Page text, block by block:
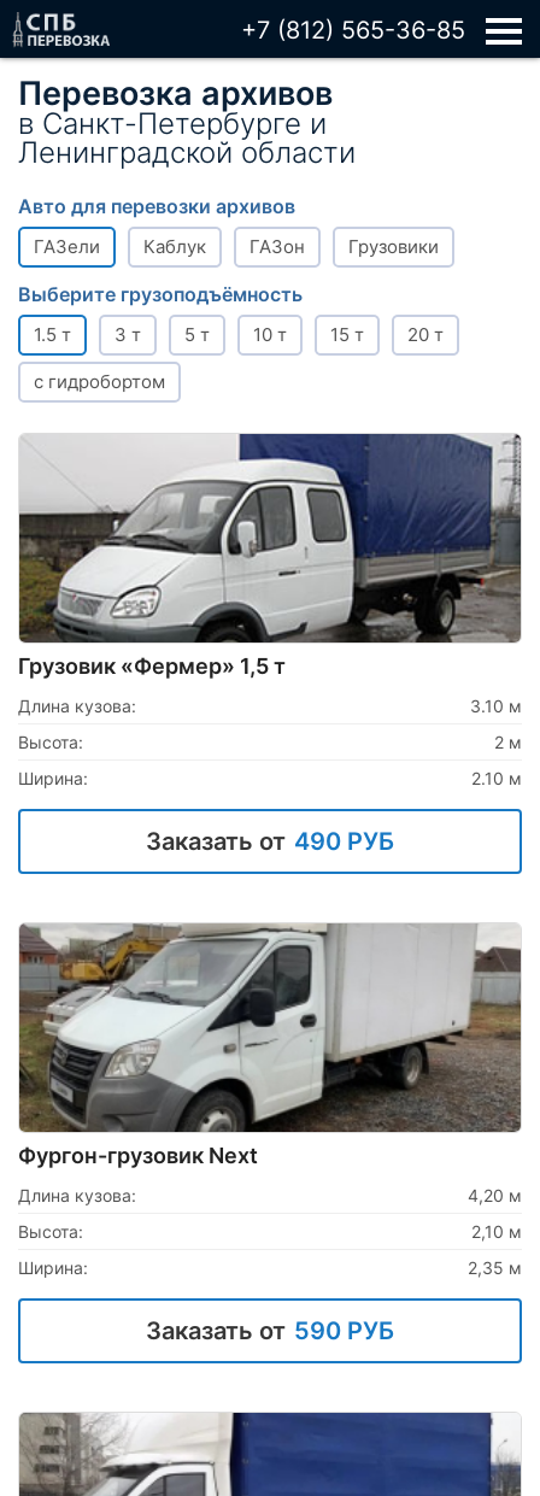
+7 (812) 565-36-85
Перевозка архивов
в Санкт-Петербурге и
Ленинградской области
Авто для перевозки архивов
ГАЗели Каблук ГАЗон Грузовики
Выберите грузоподъёмность
1.5 т 3 т 5 т 10 т 15 т 20 т
с гидробортом
Грузовик «Фермер» 1,5 т
Длина кузова:
3.10 м
Высота:
2 м
Ширина:
2.10 м
Заказать от 490 РУБ
Фургон-грузовик Next
Длина кузова:
4,20 м
Высота:
2,10 м
Ширина:
2,35 м
Заказать от 590 РУБ